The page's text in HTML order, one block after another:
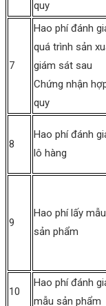
quy
7
Hao phí đánh
quá trình sản
giám sát sau
Chứng nhận
quy
8
Hao phí đánh
lô hàng
9
Hao phí lấy mẫu
sản phẩm
10
Hao phí đánh
mẫu sản phẩm